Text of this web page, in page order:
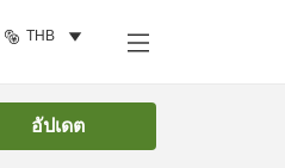
THB
อัปเดต
ค้นหาห้องพัก